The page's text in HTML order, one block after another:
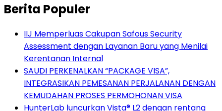
Berita Populer
IIJ Memperluas Cakupan Safous Security
Assessment dengan Layanan Baru yang Menilai
Kerentanan Internal
SAUDI PERKENALKAN “PACKAGE VISA”,
INTEGRASIKAN PEMESANAN PERJALANAN DENGAN
KEMUDAHAN PROSES PERMOHONAN VISA
HunterLab luncurkan Vista® L2 dengan rentang